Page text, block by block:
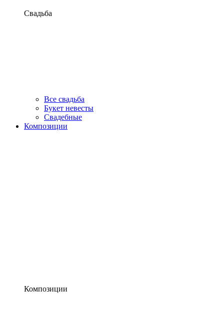
Свадьба
Все свадьба
Букет невесты
Свадебные
Композиции
Композиции